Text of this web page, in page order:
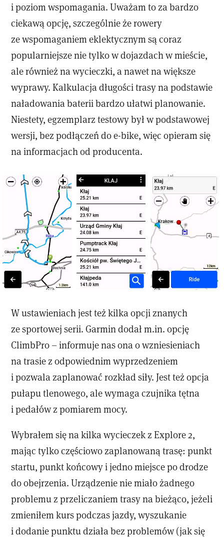
i poziom wspomagania. Uważam to za bardzo
ciekawą opcję, szczególnie że rowery
ze wspomaganiem eklektycznym są coraz
popularniejsze nie tylko w dojazdach w mieście,
ale również na wycieczki, a nawet na większe
wyprawy. Kalkulacja długości trasy na podstawie
naładowania baterii bardzo ułatwi planowanie.
Niestety, egzemplarz testowy był w podstawowej
wersji, bez podłączeń do e-bike, więc opieram się
na informacjach od producenta.
W ustawieniach jest też kilka opcji znanych
ze sportowej serii. Garmin dodał m.in. opcję
ClimbPro – informuje nas ona o wzniesieniach
na trasie z odpowiednim wyprzedzeniem
i pozwala zaplanować rozkład siły. Jest też opcja
pułapu tlenowego, ale wymaga czujnika tętna
i pedałów z pomiarem mocy.
Wybrałem się na kilka wycieczek z Explore 2,
mając tylko częściowo zaplanowaną trasę: punkt
startu, punkt końcowy i jedno miejsce po drodze
do obejrzenia. Urządzenie nie miało żadnego
problemu z przeliczaniem trasy na bieżąco, jeżeli
zmieniłem kurs podczas jazdy, wyszukanie
i dodanie punktu działa bez problemów (jak się